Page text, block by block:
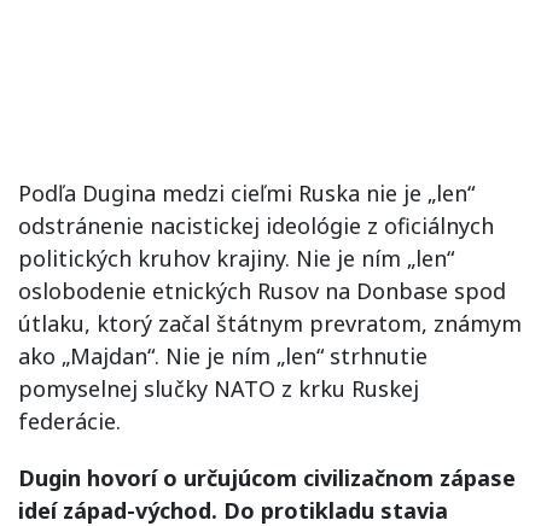
Podľa Dugina medzi cieľmi Ruska nie je „len“
odstránenie nacistickej ideológie z oficiálnych
politických kruhov krajiny. Nie je ním „len“
oslobodenie etnických Rusov na Donbase spod
útlaku, ktorý začal štátnym prevratom, známym
ako „Majdan“. Nie je ním „len“ strhnutie
pomyselnej slučky NATO z krku Ruskej
federácie.
Dugin hovorí o určujúcom civilizačnom zápase
ideí západ-východ. Do protikladu stavia